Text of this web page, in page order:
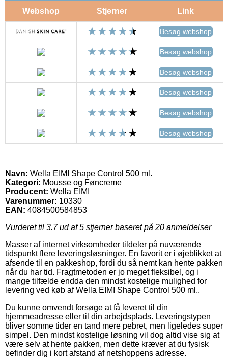
Webshop Stjerner Link
Besøg webshop
Besøg webshop
Besøg webshop
Besøg webshop
Besøg webshop
Besøg webshop
Navn: Wella EIMI Shape Control 500 ml.
Kategori: Mousse og Føncreme
Producent: Wella EIMI
Varenummer: 10330
EAN: 4084500584853
Vurderet til 3.7ud af 5 stjerner baseret på 20 anmeldelser
Masser af internet virksomheder tildeler på nuværende
tidspunkt flere leveringsløsninger. En favorit er i øjeblikket at
afsende til en pakkeshop, fordi du så nemt kan hente pakken
når du har tid. Fragtmetoden er jo meget fleksibel, og i
mange tilfælde endda den mindst kostelige mulighed for
levering ved køb af Wella EIMI Shape Control 500 ml..
Du kunne omvendt forsøge at få leveret til din
hjemmeadresse eller til din arbejdsplads. Leveringstypen
bliver somme tider en tand mere pebret, men ligeledes super
simpel. Den mindst kostelige løsning vil dog altid vise sig at
være selv at hente pakken, men dette kræver at du fysisk
befinder dig i kort afstand af netshoppens adresse.